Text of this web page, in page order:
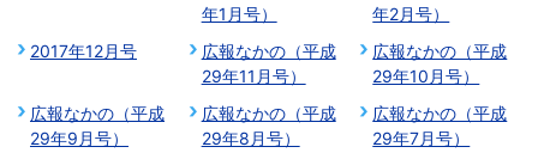
年1月号）
年2月号）
2017年12月号
広報なかの（平成
29年11月号）
広報なかの（平成
29年10月号）
広報なかの（平成
29年9月号）
広報なかの（平成
29年8月号）
広報なかの（平成
29年7月号）